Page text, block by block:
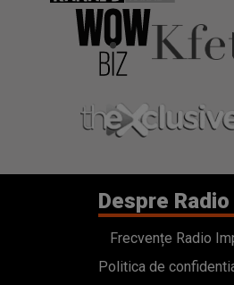
Despre
Frecvențe Radio
Politica de